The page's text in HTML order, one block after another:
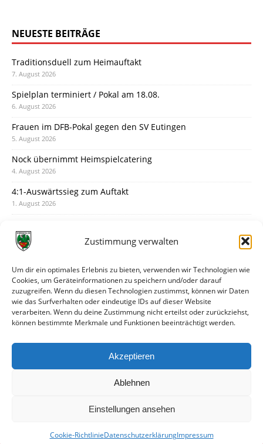
Zustimmung verwalten
Um dir ein optimales Erlebnis zu bieten, verwenden wir Technologien wie
Cookies, um Geräteinformationen zu speichern und/oder darauf
zuzugreifen. Wenn du diesen Technologien zustimmst, können wir Daten
wie das Surfverhalten oder eindeutige IDs auf dieser Website
verarbeiten. Wenn du deine Zustimmung nicht erteilst oder zurückziehst,
können bestimmte Merkmale und Funktionen beeinträchtigt werden.
Akzeptieren
Ablehnen
Einstellungen ansehen
Cookie-RichtlinieDatenschutzerklärungImpressum
NEUESTE BEITRÄGE
Traditionsduell zum Heimauftakt
7. August 2026
Spielplan terminiert / Pokal am 18.08.
6. August 2026
Frauen im DFB-Pokal gegen den SV Eutingen
5. August 2026
Nock übernimmt Heimspielcatering
4. August 2026
4:1-Auswärtssieg zum Auftakt
1. August 2026
31. Juli 2026
30. Juli 2026
Deine Spielminute: 89+1
28. Juli 2026
Neuer Rückensponsor
Neue Podcast-Folge: So tickt Björn!
27. Juli 2026
© VfR Wormatia Worms